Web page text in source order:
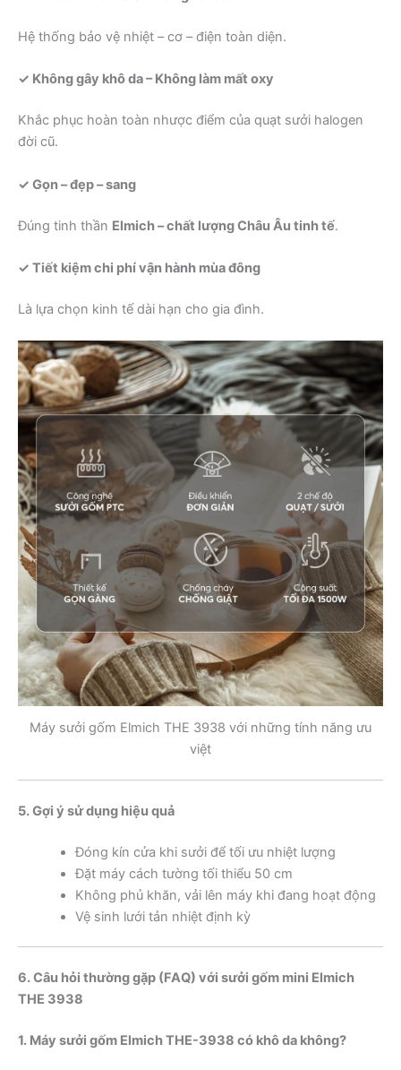
Hệ thống bảo vệ nhiệt – cơ – điện toàn diện.
✓ Không gây khô da – Không làm mất oxy
Khắc phục hoàn toàn nhược điểm của quạt sưởi halogen
đời cũ.
✓ Gọn – đẹp – sang
Đúng tinh thần Elmich – chất lượng Châu Âu tinh tế.
✓ Tiết kiệm chi phí vận hành mùa đông
Là lựa chọn kinh tế dài hạn cho gia đình.
Máy sưởi gốm Elmich THE 3938 với những tính năng ưu
việt
5. Gợi ý sử dụng hiệu quả
Đóng kín cửa khi sưởi để tối ưu nhiệt lượng
Đặt máy cách tường tối thiểu 50 cm
Không phủ khăn, vải lên máy khi đang hoạt động
Vệ sinh lưới tản nhiệt định kỳ
6. Câu hỏi thường gặp (FAQ) với sưởi gốm mini Elmich
THE 3938
1. Máy sưởi gốm Elmich THE-3938 có khô da không?